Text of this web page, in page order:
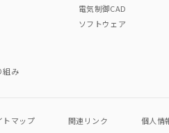
組み
電気制御CAD
ソフトウェア
トマップ 関連リンク 個人情